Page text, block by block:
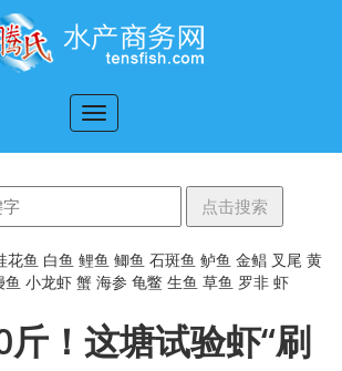
切
换
导
航
花鱼 白鱼 鲤鱼 鲫鱼 石斑鱼 鲈鱼 金鲳 叉尾 黄
鱼 小龙虾 蟹 海参 龟鳖 生鱼 草鱼 罗非 虾
！这塘试验虾“刷